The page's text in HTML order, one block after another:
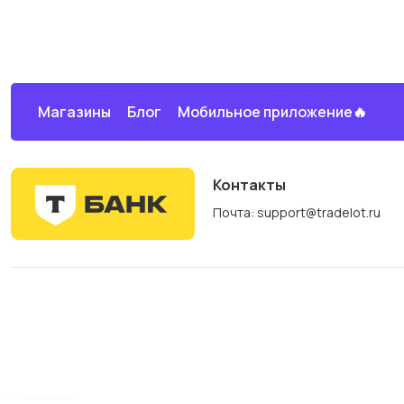
Магазины Блог Мобильное приложение🔥
Контакты
Почта: support@tradelot.ru